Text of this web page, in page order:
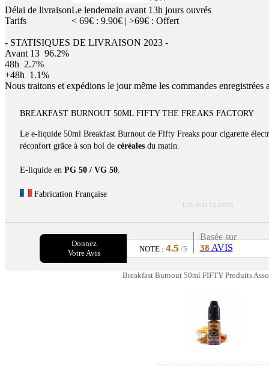
Délai de livraisonLe lendemain avant 13h jours ouvrés
Tarifs
< 69€ : 9.90€ | >69€ : Offert
- STATISIQUES DE LIVRAISON 2023 -
Avant 13 96.2%
48h 2.7%
+48h 1.1%
Nous traitons et expédions le jour même les commandes
BREAKFAST BURNOUT 50ML FIFTY THE FREAKS FACTORY
Le e-liquide 50ml Breakfast Burnout de Fifty Freaks pour cigarette
réconfort grâce à son bol de céréalesdu matin.
E-liquide en PG 50 / VG 50.
Fabrication Française
LES AVIS CLIENTS
Donnez
Votre Avis
NOTE : 4.5 /5
Basée sur
38 AVIS
Breakfast Burnout 50ml FIFTY Produits